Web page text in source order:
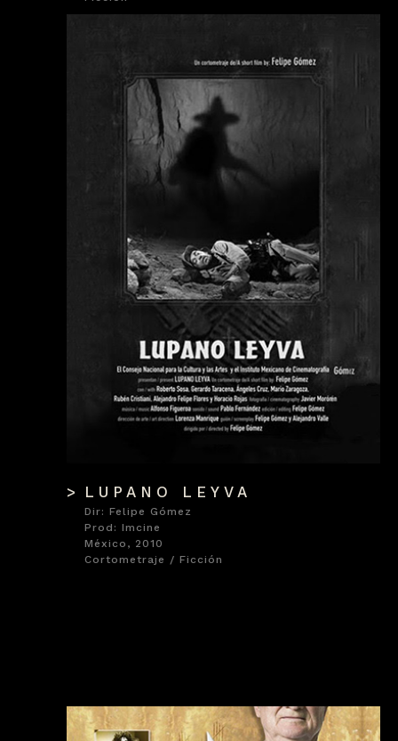
LUPANO LEYVA
Dir: Felipe Gómez
Prod: Imcine
México, 2010
Cortometraje / Ficción